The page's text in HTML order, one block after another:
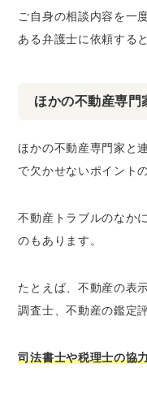
ご自身の相談内容を一
ある弁護士に依頼する
ほかの不動産専門
ほかの不動産専門家と
で欠かせないポイント
不動産トラブルのなか
のもあります。
たとえば、不動産の表
調査士、不動産の鑑定
司法書士や税理士の協